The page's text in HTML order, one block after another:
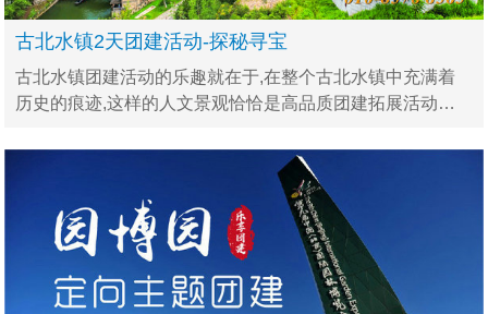
古北水镇2天团建活动-探秘寻宝
古北水镇团建活动的乐趣就在于,在整个古北水镇中充满着
历史的痕迹,这样的人文景观恰恰是高品质团建拓展活动方
目,可以说这里是理想的场地